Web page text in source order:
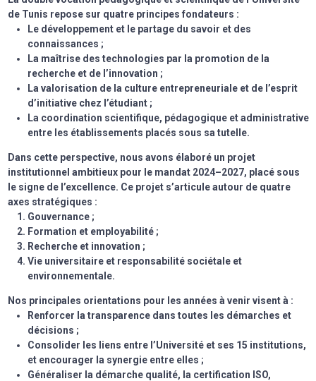
de Tunis repose sur quatre principes fondateurs :
Le développement et le partage du savoir et des
connaissances ;
La maîtrise des technologies par la promotion de la
recherche et de l’innovation ;
La valorisation de la culture entrepreneuriale et de l’esprit
d’initiative chez l’étudiant ;
La coordination scientifique, pédagogique et administrative
entre les établissements placés sous sa tutelle.
Dans cette perspective, nous avons élaboré un projet
institutionnel ambitieux pour le mandat 2024–2027, placé sous
le signe de l’excellence. Ce projet s’articule autour de quatre
axes stratégiques :
Gouvernance ;
Formation et employabilité ;
Recherche et innovation ;
Vie universitaire et responsabilité sociétale et
environnementale.
Nos principales orientations pour les années à venir visent à :
Renforcer la transparence dans toutes les démarches et
décisions ;
Consolider les liens entre l’Université et ses 15 institutions,
et encourager la synergie entre elles ;
Généraliser la démarche qualité, la certification ISO,